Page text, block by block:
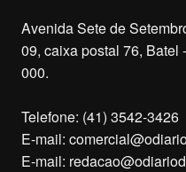
Avenida Sete de
09, caixa postal 76, Batel
000.
Telefone: (41) 3542-3426
E-mail:
E-mail: